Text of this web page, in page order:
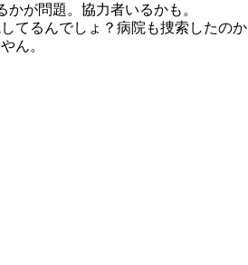
かが問題。協力者いるかも。
てるんでしょ？病院も捜索したのか
ん。